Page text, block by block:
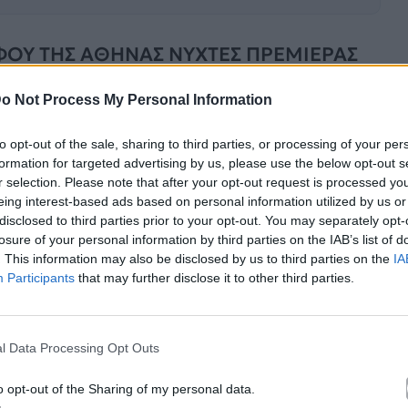
Not Process My Personal Information
opt-out of the sale, sharing to third parties, or processing of your
for targeted advertising by us, please use the below opt-out
selection. Please note that after your opt-out request is processed
interest-based ads based on personal information utilized by us
to third parties prior to your opt-out. You may separately
of your personal information by third parties on the IAB’s list of
This information may also be disclosed by us to third parties on the
Participants that may further disclose it to other third parties.
Data Processing Opt Outs
opt-out of the Sharing of my personal data.
ΤΗΣ ΑΘΗΝΑΣ ΝΥΧΤΕΣ ΠΡΕΜΙΕΡΑΣ
του
Μουσείου Αργυροτεχνίας στα
στη Δημητσάνα.
μικρού μήκους που απέσπασαν βραβεία
Νύχτες Πρεμιέρας (2025).